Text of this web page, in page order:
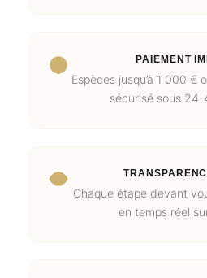
PAIEMENT
Espèces jusqu’à 1 000 €
sécurisé sous
Chaque étape devant
en temps réel